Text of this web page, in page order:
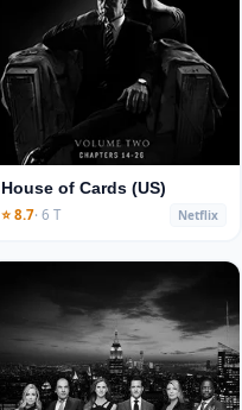
House of Cards (US)
⭐ 8.7· 6 T Netflix